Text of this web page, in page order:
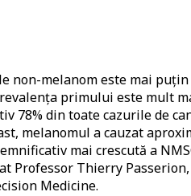
non-melanom este mai
primului este mult
78% din toate cazurile de
melanomul a cauzat
mai crescută a
Professor Thierry
Medicine.